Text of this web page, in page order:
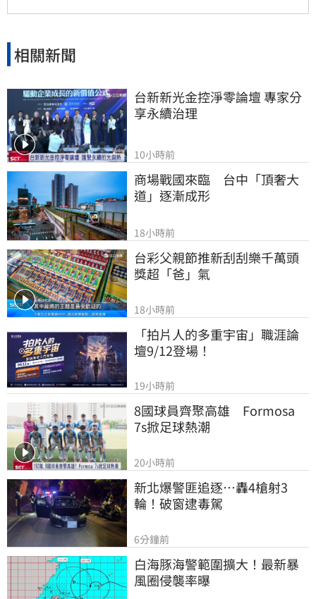
相關新聞
台新新光金控淨零論壇 專家分
享永續治理
10小時前
商場戰國來臨　台中「頂奢大
道」逐漸成形
18小時前
台彩父親節推新刮刮樂千萬頭
獎超「爸」氣
18小時前
「拍片人的多重宇宙」職涯論
壇9/12登場！
19小時前
8國球員齊聚高雄　Formosa
7s掀足球熱潮
20小時前
新北爆警匪追逐…轟4槍射3
輪！破窗逮毒駕
6分鐘前
白海豚海警範圍擴大！最新暴
風圈侵襲率曝